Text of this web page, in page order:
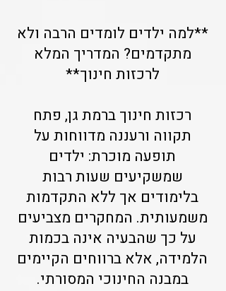
**למה ילדים לומדים הרבה ולא
מתקדמים? המדריך המלא
לרכזות חינוך**
רכזות חינוך ברמת גן, פתח
תקווה ורעננה מדווחות על
תופעה מוכרת: ילדים
שמשקיעים שעות רבות
בלימודים אך ללא התקדמות
משמעותית. המחקרים מצביעים
על כך שהבעיה אינה בכמות
הלמידה, אלא ברווחים הקיימים
במבנה החינוכי המסורתי.